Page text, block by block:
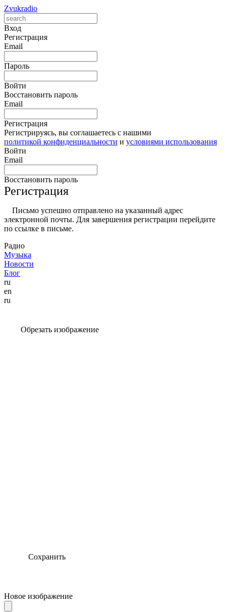
Zvukradio
Вход
Регистрация
Email
Пароль
Войти
Восстановить пароль
Email
Регистрация
Регистрируясь, вы соглашаетесь с нашими
политикой конфиденциальности и условиями использования
Войти
Email
Восстановить пароль
Регистрация
Письмо успешно отправлено на указанный адрес
электронной почты. Для завершения регистрации перейдите
по ссылке в письме.
Радио
Музыка
Новости
Блог
ru
en
ru
Обрезать изображение
Сохранить
Новое изображение